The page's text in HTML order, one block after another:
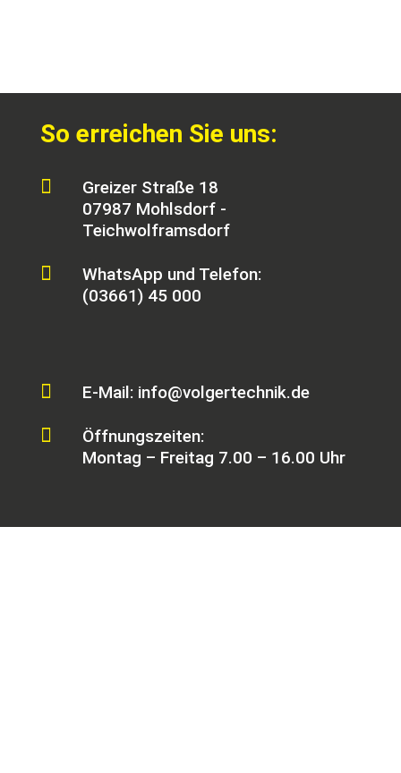
So erreichen Sie uns:

Greizer Straße 18
07987 Mohlsdorf -
Teichwolframsdorf

WhatsApp und Telefon:
(03661) 45 000
 E-Mail: info@volgertechnik.de

Öffnungszeiten:
Montag – Freitag 7.00 – 16.00 Uhr